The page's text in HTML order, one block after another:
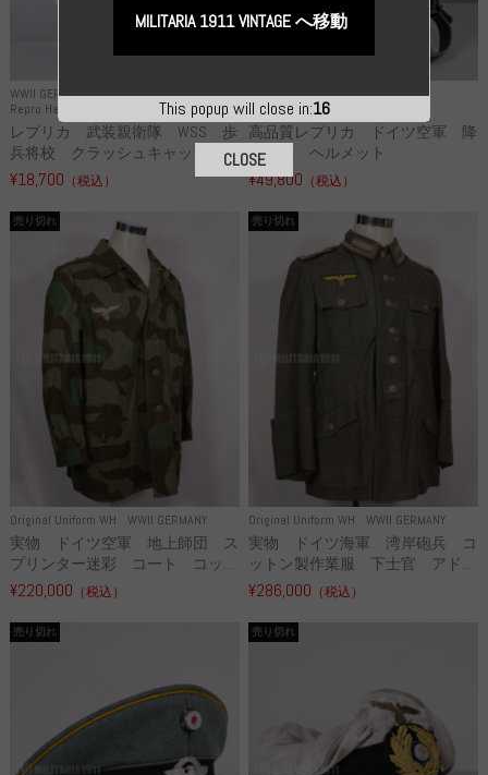
WWII GERMANY
Repro Hat and Cap SS and WSS
レプリカ 武装親衛隊 WSS 歩
兵将校 クラッシュキャップ ...
¥18,700 （税込）
WWII GERMANY
Repro Hat and Cap Luftwaffe
高品質レプリカ ドイツ空軍 降
下猟兵 ヘルメット
¥49,800 （税込）
Original Uniform WH WWII GERMANY
売り切れ
実物 ドイツ空軍 地上師団 ス
プリンター迷彩 コート コッ...
¥220,000 （税込）
Original Uniform WH WWII GERMANY
売り切れ
実物 ドイツ海軍 湾岸砲兵 コ
ットン製作業服 下士官 アド...
¥286,000 （税込）
売り切れ 売り切れ
This popup will close in:15
MILITARIA 1911 VINTAGE へ移動
CLOSE